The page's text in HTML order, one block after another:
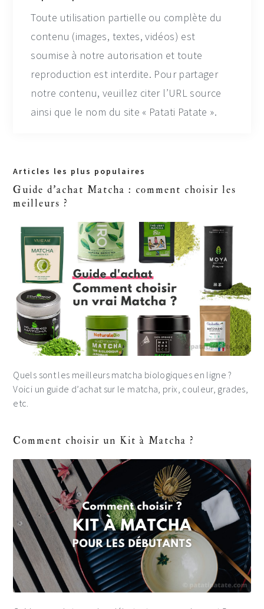
Toute utilisation partielle ou complète du
contenu (images, textes, vidéos) est
soumise à notre autorisation et toute
reproduction est interdite. Pour partager
notre contenu, veuillez citer l’URL source
ainsi que le nom du site « Patati Patate ».
Primary
Sidebar
Articles les plus populaires
Guide d'achat Matcha : comment choisir les
meilleurs ?
Quels sont les meilleurs matcha biologiques en ligne ?
Voici un guide d’achat sur le matcha, prix, couleur, grades,
etc.
Comment choisir un Kit à Matcha ?